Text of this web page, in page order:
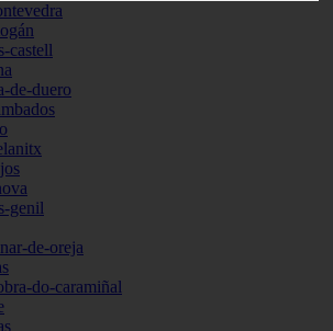
castell
de-duero
genil
de-oreja
do-caramiñal